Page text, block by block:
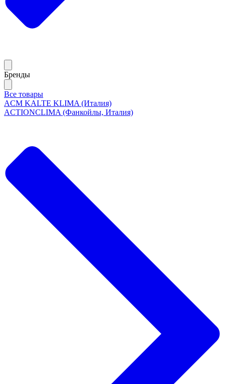
Бренды
Все товары
ACM KALTE KLIMA (Италия)
ACTIONCLIMA (Фанкойлы, Италия)